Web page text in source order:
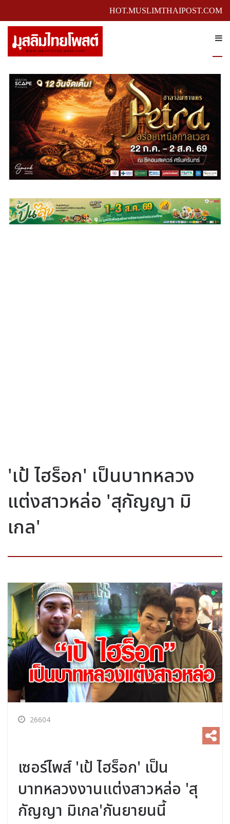
HOT.MUSLIMTHAIPOST.COM
'เป้ ไฮร็อก' เป็นบาทหลวง
แต่งสาวหล่อ 'สุกัญญา มิ
เกล'
26604
เซอร์ไพส์ 'เป้ ไฮร็อก' เป็น
บาทหลวงงานแต่งสาวหล่อ 'สุ
กัญญา มิเกล'กันยายนนี้